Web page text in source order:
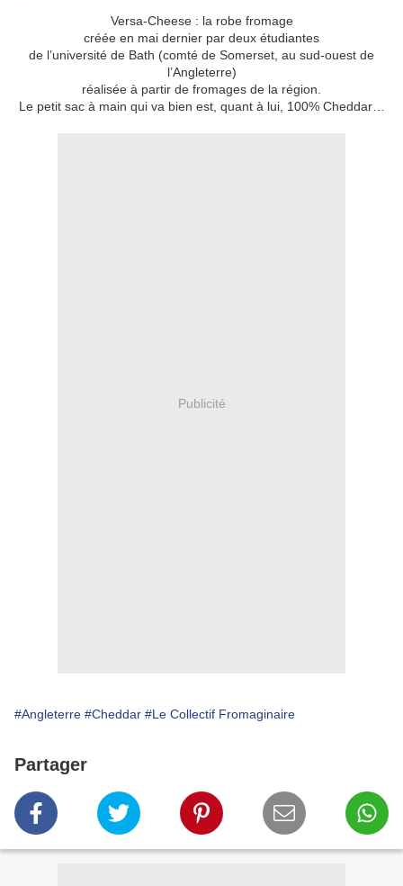
Versa-Cheese : la robe fromage
créée en mai dernier par deux étudiantes
de l’université de Bath (comté de Somerset, au sud-ouest de
l’Angleterre)
réalisée à partir de fromages de la région.
Le petit sac à main qui va bien est, quant à lui, 100% Cheddar…
Publicité
#Angleterre #Cheddar #Le Collectif Fromaginaire
Partager